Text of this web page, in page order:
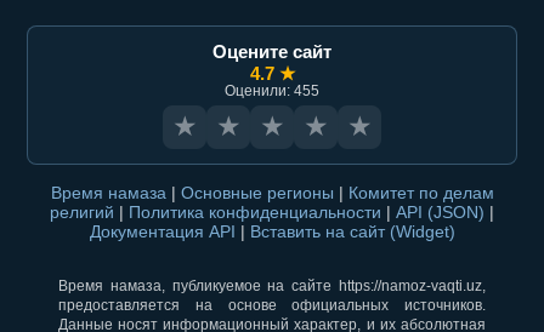
Оцените сайт
4.7 ★
Оценили: 455
★ ★ ★ ★ ★
Время намаза | Основные регионы | Комитет по делам
религий | Политика конфиденциальности | API (JSON) |
Документация API | Вставить на сайт (Widget)
Время намаза, публикуемое на сайте https://namoz-vaqti.uz,
предоставляется на основе официальных источников.
Данные носят информационный характер, и их абсолютная